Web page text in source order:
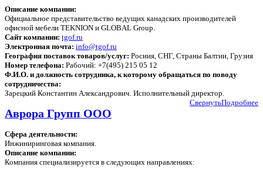
Описание компании:
Официальное представительство ведущих канадских производителей
офисной мебели TEKNION и GLOBAL Group.
Сайт компании: tgof.ru
Электронная почта: info@tgof.ru
География поставок товаров/услуг: Росиия, СНГ, Страны Балтии, Грузия
Номер телефона: Рабочий: +7(495) 215 05 12
Ф.И.О. и должность сотрудника, к которому обращаться по поводу
сотрудничества:
Зарецкий Константин Александрович. Исполнительный директор.
Подробнее
Свернуть
Аврора Групп ООО
Сфера деятельности:
Инжиниринговая компания.
Описание компании:
Компания специализируется в следующих направлениях: